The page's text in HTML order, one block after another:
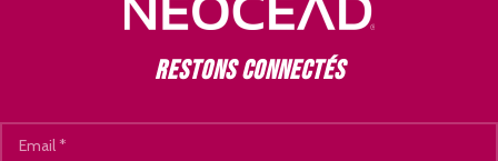
Restons connectés